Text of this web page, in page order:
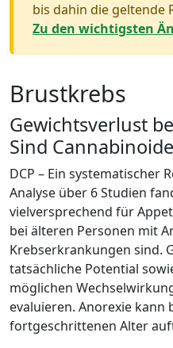
bis dahin die geltende
Zu den wichtigsten
Brustkrebs
Gewichtsverlust
Sind
DCP – Ein systematischer
Analyse über 6 Studien
vielversprechend für
bei älteren Personen mit
Krebserkrankungen sind.
tatsächliche Potential
möglichen
evaluieren. Anorexie kann
fortgeschrittenen Alter